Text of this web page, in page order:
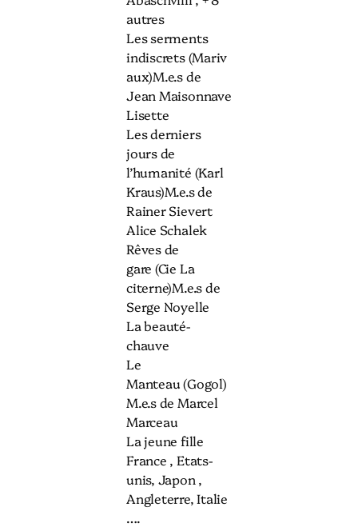
autres
Les serments
indiscrets (Mariv
aux)M.e.s de
Jean Maisonnave
Lisette
Les derniers
jours de
l’humanité (Karl
Kraus)M.e.s de
Rainer Sievert
Alice Schalek
Rêves de
gare (Cie La
citerne)M.e.s de
Serge Noyelle
La beauté-
chauve
Le
Manteau (Gogol)
M.e.s de Marcel
Marceau
La jeune fille
France , Etats-
unis, Japon ,
Angleterre, Italie
….